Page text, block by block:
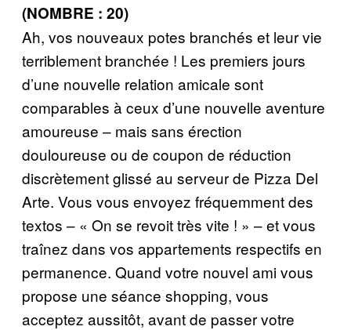
(NOMBRE : 20)
Ah, vos nouveaux potes branchés et leur vie
terriblement branchée ! Les premiers jours
d’une nouvelle relation amicale sont
comparables à ceux d’une nouvelle aventure
amoureuse – mais sans érection
douloureuse ou de coupon de réduction
discrètement glissé au serveur de Pizza Del
Arte. Vous vous envoyez fréquemment des
textos – « On se revoit très vite ! » – et vous
traînez dans vos appartements respectifs en
permanence. Quand votre nouvel ami vous
propose une séance shopping, vous
acceptez aussitôt, avant de passer votre